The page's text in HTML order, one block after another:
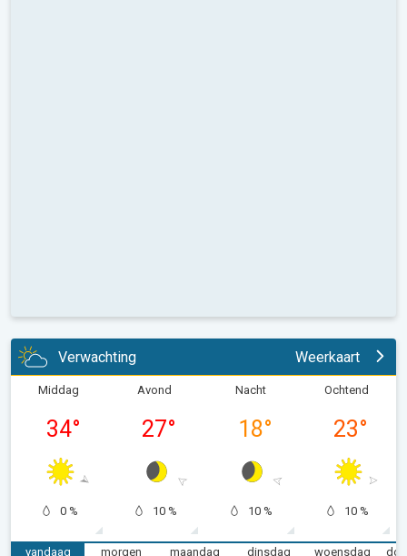
Verwachting Weerkaart
Middag
34°
0 %
Avond
27°
10 %
Nacht
18°
10 %
Ochtend
23°
10 %
vandaag
morgen
maandag
dinsdag
woensdag